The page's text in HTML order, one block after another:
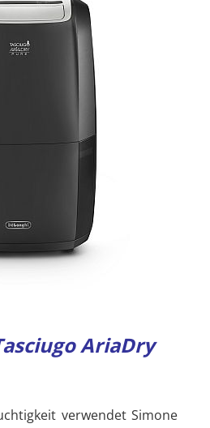
AriaDry
verwendet Simone